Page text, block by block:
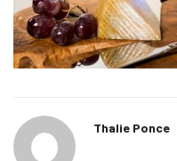
Thalie Ponce